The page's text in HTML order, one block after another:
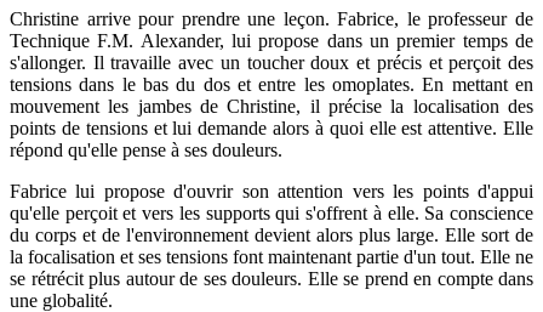
Christine arrive pour prendre une leçon. Fabrice, le professeur de
Technique F.M. Alexander, lui propose dans un premier temps de
s'allonger. Il travaille avec un toucher doux et précis et perçoit des
tensions dans le bas du dos et entre les omoplates. En mettant en
mouvement les jambes de Christine, il précise la localisation des
points de tensions et lui demande alors à quoi elle est attentive. Elle
répond qu'elle pense à ses douleurs.
Fabrice lui propose d'ouvrir son attention vers les points d'appui
qu'elle perçoit et vers les supports qui s'offrent à elle. Sa conscience
du corps et de l'environnement devient alors plus large. Elle sort de
la focalisation et ses tensions font maintenant partie d'un tout. Elle ne
se rétrécit plus autour de ses douleurs. Elle se prend en compte dans
une globalité.